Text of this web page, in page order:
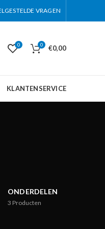
VRAGEN
0 0 €0,00
KLANTENSERVICE
ONDERDELEN
3 Producten